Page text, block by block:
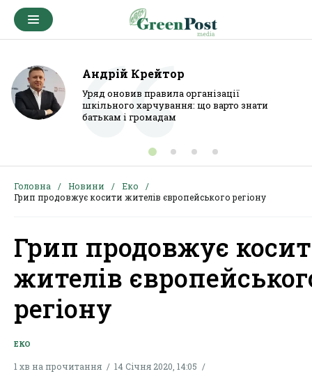
Андрій Крейтор
Уряд оновив правила організації
шкільного харчування: що варто знати
батькам і громадам
Головна Новини
Еко
Грип продовжує косити жителів європейського регіону
Грип продовжує
жителів
регіону
ЕКО
1 хв на прочитання 14 Січня 2020, 14:05